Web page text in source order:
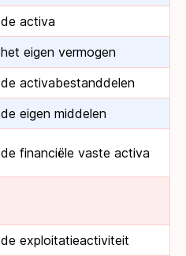
de activa
het eigen vermogen
de activabestanddelen
de eigen middelen
de financiële vaste activa
de exploitatieactiviteit